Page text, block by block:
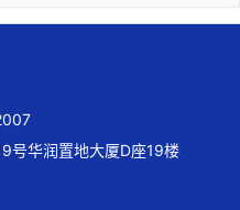
号华润置地大厦D座19楼